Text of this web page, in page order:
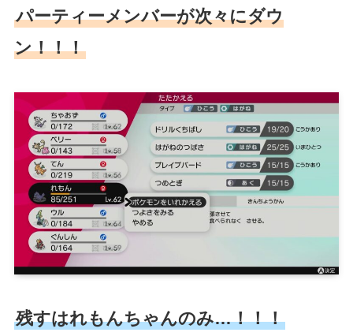
パーティーメンバーが次々にダウ
ン！！！
残すはれもんちゃんのみ…！！！